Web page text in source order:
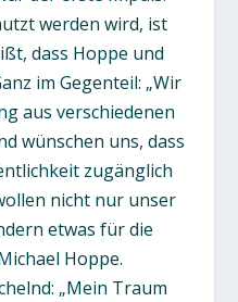
werden wird, ist
dass Hoppe und
im Gegenteil: „Wir
aus verschiedenen
wünschen uns, dass
zugänglich
nicht nur unser
etwas für die
Hoppe.
„Mein Traum